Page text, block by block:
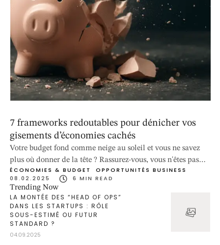
ÉCONOMIES & BUDGET
OPPORTUNITÉS BUSINESS
08.02.2025
6 MIN READ
7 frameworks redoutables pour dénicher vos
gisements d’économies cachés
Votre budget fond comme neige au soleil et vous ne savez
plus où donner de la tête ? Rassurez-vous, vous n'êtes pas
seul. 73% des entreprises admettent gaspiller entre 15 et 30%
de leur budget sans même s'en rendre compte. La bonne
nouvelle ? Ces 7 frameworks vont vous aider à reprendre le
contrôle et …
Trending Now
LA MONTÉE DES “HEAD OF OPS”
DANS LES STARTUPS : RÔLE
SOUS-ESTIMÉ OU FUTUR
STANDARD ?
04.09.2025